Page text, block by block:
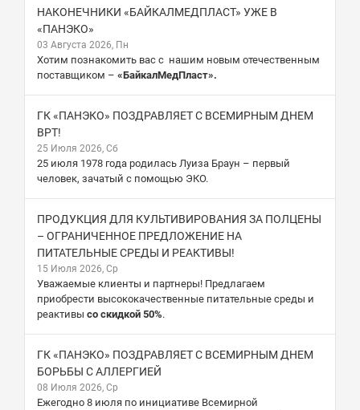
НАКОНЕЧНИКИ «БАЙКАЛМЕДПЛАСТ» УЖЕ В
«ПАНЭКО»
03 Августа 2026, Пн
Хотим познакомить вас с нашим новым отечественным
поставщиком – «БайкалМедПласт».
ГК «ПАНЭКО» ПОЗДРАВЛЯЕТ С ВСЕМИРНЫМ ДНЕМ
ВРТ!
25 Июля 2026, Сб
25 июля 1978 года родилась Луиза Браун – первый
человек, зачатый с помощью ЭКО.
ПРОДУКЦИЯ ДЛЯ КУЛЬТИВИРОВАНИЯ ЗА ПОЛЦЕНЫ
– ОГРАНИЧЕННОЕ ПРЕДЛОЖЕНИЕ НА
ПИТАТЕЛЬНЫЕ СРЕДЫ И РЕАКТИВЫ!
15 Июля 2026, Ср
Уважаемые клиенты и партнеры! Предлагаем
приобрести высококачественные питательные среды и
реактивы со скидкой 50%.
ГК «ПАНЭКО» ПОЗДРАВЛЯЕТ С ВСЕМИРНЫМ ДНЕМ
БОРЬБЫ С АЛЛЕРГИЕЙ
08 Июля 2026, Ср
Ежегодно 8 июля по инициативе Всемирной